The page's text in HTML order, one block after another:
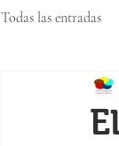
Todas las entradas
Cooperación